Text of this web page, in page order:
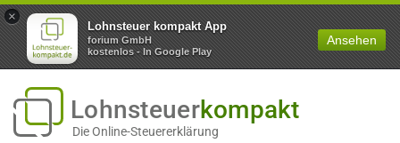
×
Lohnsteuer kompakt App
forium GmbH
kostenlos - In Google Play
Ansehen
Lohnsteuerkompakt
Die Online-Steuererklärung